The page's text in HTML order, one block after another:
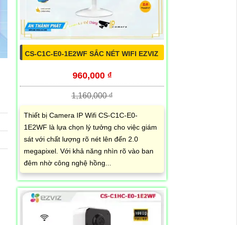
CS-C1C-E0-1E2WF SẮC NÉT WIFI EZVIZ
960,000 ₫
1,160,000 ₫
Thiết bị Camera IP Wifi CS-C1C-E0-
1E2WF là lựa chọn lý tưởng cho việc giám
sát với chất lượng rõ nét lên đến 2.0
megapixel. Với khả năng nhìn rõ vào ban
đêm nhờ công nghệ hồng...